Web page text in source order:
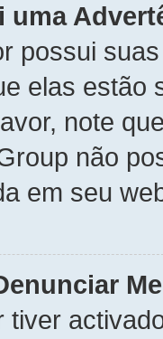
uma
possui
elas estão
note
não
em seu
tiver